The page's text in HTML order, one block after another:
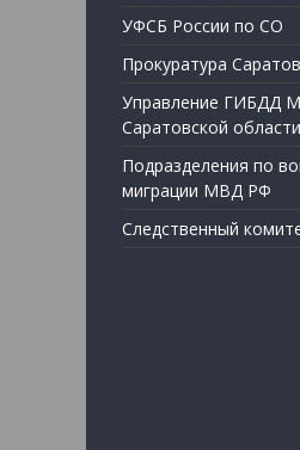
УФСБ России по СО
Прокуратура
Управление ГИБДД
Саратовской области
Подразделения по
миграции МВД РФ
Следственный